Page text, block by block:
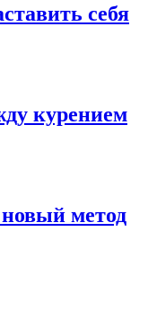
себя
курением
метод